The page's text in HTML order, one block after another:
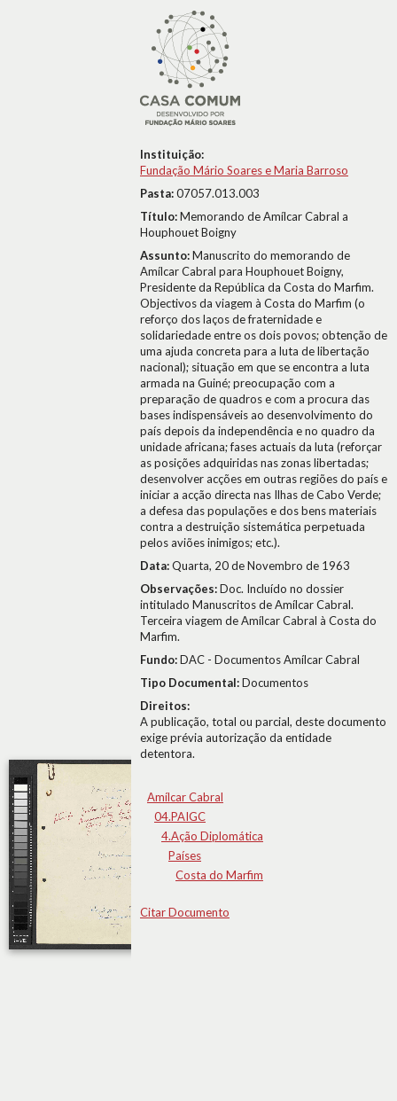
Instituição:
Fundação Mário Soares e Maria Barroso
Pasta:07057.013.003
Título:Memorando de Amílcar Cabral a
Houphouet Boigny
Assunto:Manuscrito do memorando de
Amílcar Cabral para Houphouet Boigny,
Presidente da República da Costa do Marfim.
Objectivos da viagem à Costa do Marfim (o
reforço dos laços de fraternidade e
solidariedade entre os dois povos; obtenção de
uma ajuda concreta para a luta de libertação
nacional); situação em que se encontra a luta
armada na Guiné; preocupação com a
preparação de quadros e com a procura das
bases indispensáveis ao desenvolvimento do
país depois da independência e no quadro da
unidade africana; fases actuais da luta (reforçar
as posições adquiridas nas zonas libertadas;
desenvolver acções em outras regiões do país e
iniciar a acção directa nas Ilhas de Cabo Verde;
a defesa das populações e dos bens materiais
contra a destruição sistemática perpetuada
pelos aviões inimigos; etc.).
Data:Quarta, 20 de Novembro de 1963
Observações:Doc. Incluído no dossier
intitulado Manuscritos de Amílcar Cabral.
Terceira viagem de Amílcar Cabral à Costa do
Marfim.
Fundo:DAC - Documentos Amílcar Cabral
Tipo Documental:Documentos
Direitos:
A publicação, total ou parcial, deste documento
exige prévia autorização da entidade
detentora.
Amílcar Cabral
04.PAIGC
4.Ação Diplomática
Países
Costa do Marfim
Citar Documento